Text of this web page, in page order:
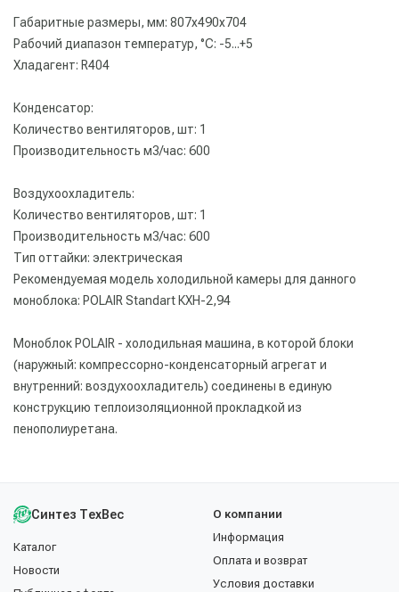
Габаритные размеры, мм: 807х490х704
Рабочий диапазон температур, °С: -5...+5
Хладагент: R404
Конденсатор:
Количество вентиляторов, шт: 1
Производительность м3/час: 600
Воздухоохладитель:
Количество вентиляторов, шт: 1
Производительность м3/час: 600
Тип оттайки: электрическая
Рекомендуемая модель холодильной камеры для данного
моноблока: POLAIR Standart КХН-2,94
Моноблок POLAIR - холодильная машина, в которой блоки
(наружный: компрессорно-конденсаторный агрегат и
внутренний: воздухоохладитель) соединены в единую
конструкцию теплоизоляционной прокладкой из
пенополиуретана.
Синтез ТехВес
Каталог
Новости
О компании
Информация
Оплата и возврат
Условия доставки